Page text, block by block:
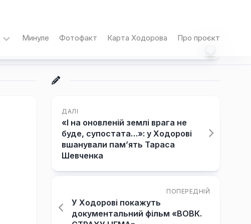
Минуле Фотофакт Карта Ходорова Про проєкт
ДАЛІ
«І на оновленій землі врага не
буде, супостата…»: у Ходорові
вшанували пам’ять Тараса
Шевченка
ПОПЕРЕДНІЙ
У Ходорові покажуть
документальний фільм «ВОВК.